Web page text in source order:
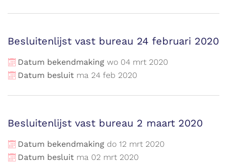
Besluitenlijst vast bureau 24 februari 2020
Datum bekendmaking wo 04 mrt 2020
Datum besluit ma 24 feb 2020
Besluitenlijst vast bureau 2 maart 2020
Datum bekendmaking do 12 mrt 2020
Datum besluit ma 02 mrt 2020